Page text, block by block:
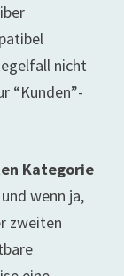
nicht
“Kunden”-
Kategorie
wenn ja,
zweiten